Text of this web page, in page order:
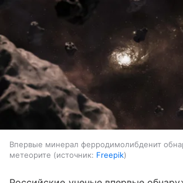
Впервые минерал ферродимолибденит
метеорите
источник: Freepik